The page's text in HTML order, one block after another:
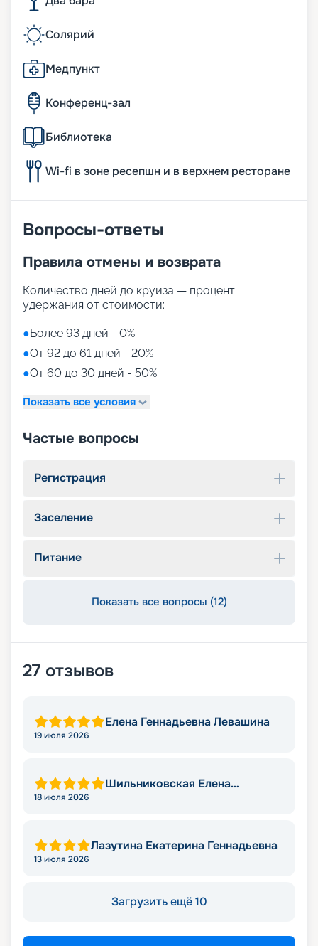
Солярий
Медпункт
Конференц-зал
Библиотека
Wi-fi в зоне ресепшн и в верхнем ресторане
Вопросы-ответы
Правила отмены и возврата
Количество дней до круиза — процент
удержания от стоимости:
●Более 93 дней - 0%
●От 92 до 61 дней - 20%
●От 60 до 30 дней - 50%
Показать все условия
Частые вопросы
Регистрация
Заселение
Питание
Показать все вопросы (12)
27 отзывов
Елена Геннадьевна Левашина
19 июля 2026
Шильниковская Елена
18 июля 2026
Лазутина Екатерина Геннадьевна
13 июля 2026
Загрузить ещё 10